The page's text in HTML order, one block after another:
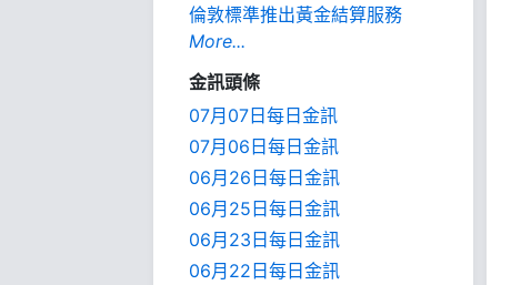
倫敦標準推出黃金結算服務
More...
金訊頭條
07月07日每日金訊
07月06日每日金訊
06月26日每日金訊
06月25日每日金訊
06月23日每日金訊
06月22日每日金訊